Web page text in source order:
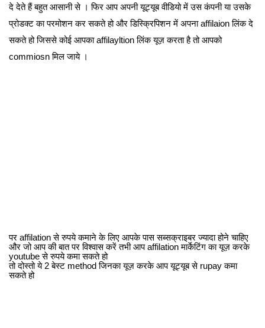
दे देते हैं बहुत आसानी से । फिर आप अपनी यूट्यूब वीडियो में उस कंपनी या उसके
प्रोडक्ट का परमोशन कर सकते हो और डिस्क्रिपिशन में अपना affilaion लिंक दे
सकते हो जिससे कोई आपका affilayltion लिंक यूज़ करता है तो आपको
commiosn मिल जाये ।
पर affilation से रुपये कमाने के लिए आपके पास सब्सक्राइबर ज्यादा होने चाहिए
और जो आप की बात पर विश्वास करें तभी आप affilation मार्केटिंग का यूज़ करके
youtube से रुपये कमा सकते हो
तो दोस्तो ये 2 बेस्ट method जिनका यूज़ करके आप यूट्यूब से rupay कमा
सकते हो